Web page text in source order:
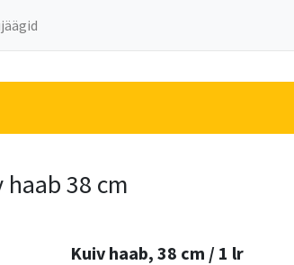
38 cm
Kuiv haab, 38 cm / 1 lr